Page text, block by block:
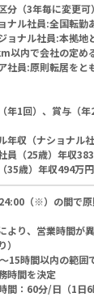
分（3年毎に変更可）
ナル社員:全国転勤
ョナル社員:本拠地
以内で会社の定め
社員:原則転居をと
年1回）、賞与（
年収（ナショナル社
員（25歳）年収
35歳）年収494万円
（※）の間で原
より、営業時間が
）
15時間以内の範囲
時間を決定
間：60分/日（1日